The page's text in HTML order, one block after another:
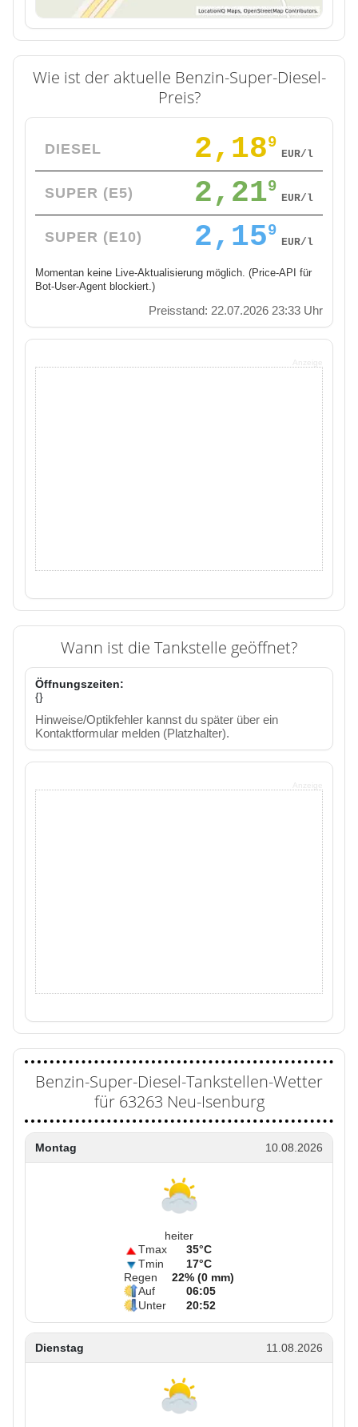
Wie ist der aktuelle Benzin-Super-Diesel-
Preis?
DIESEL 2,189
EUR/l
SUPER (E5) 2,219
EUR/l
SUPER (E10) 2,159
EUR/l
Momentan keine Live-Aktualisierung möglich. (Price-API für
Bot-User-Agent blockiert.)
Preisstand: 22.07.2026 23:33 Uhr
Wann ist die Tankstelle geöffnet?
Öffnungszeiten:
{}
Hinweise/Optikfehler kannst du später über ein
Kontaktformular melden (Platzhalter).
Benzin-Super-Diesel-Tankstellen-Wetter
für 63263 Neu-Isenburg
Montag 10.08.2026
heiter
Tmax
35°C
Tmin
17°C
Regen
22% (0 mm)
Auf
06:05
Unter
20:52
Dienstag 11.08.2026